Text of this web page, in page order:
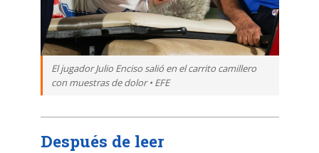
El jugador Julio Enciso salió en el carrito camillero
con muestras de dolor • EFE
Después de leer